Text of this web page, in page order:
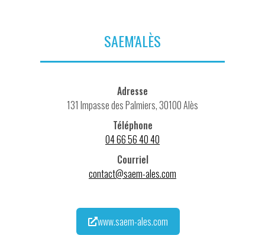
SAEM'ALÈS
Adresse
131 Impasse des Palmiers, 30100 Alès
Téléphone
04 66 56 40 40
Courriel
contact@saem-ales.com
www.saem-ales.com